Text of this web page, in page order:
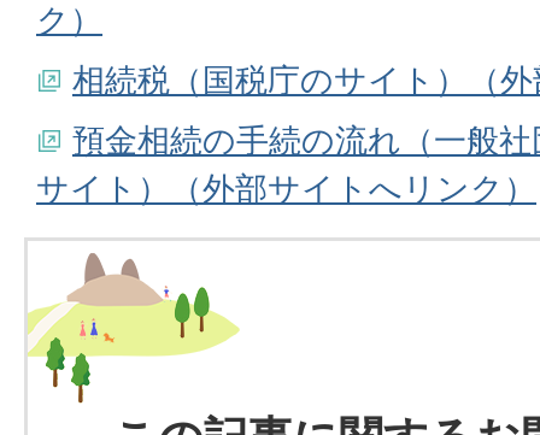
ク）
相続税（国税庁のサイト）（
預金相続の手続の流れ（一般
サイト）（外部サイトへリンク）